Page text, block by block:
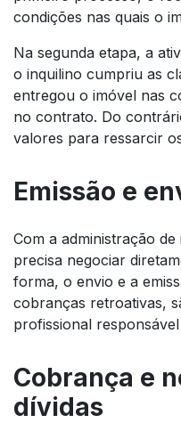
condições nas quais o
Na segunda etapa, a
o inquilino cumpriu as
entregou o imóvel nas
no contrato. Do
valores para ressarcir
Emissão e
Com a administração
precisa negociar
forma, o envio e a
cobranças retroativas,
profissional
Cobrança e
dívidas